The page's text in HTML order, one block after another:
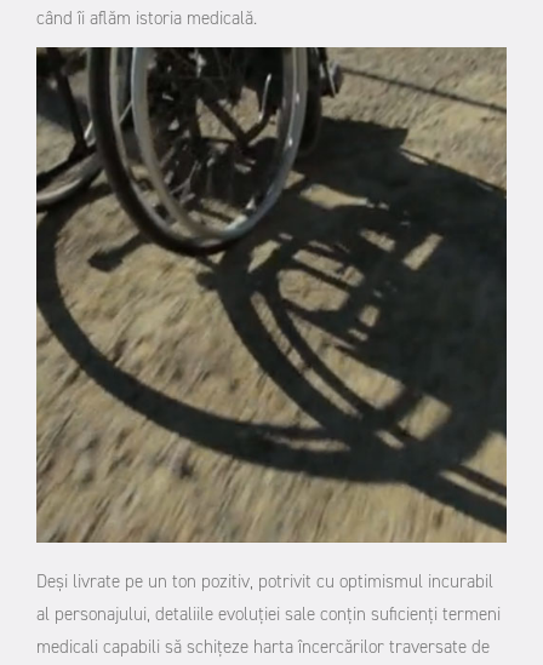
când îi aflăm istoria medicală.
Deși livrate pe un ton pozitiv, potrivit cu optimismul incurabil
al personajului, detaliile evoluţiei sale conţin suficienţi termeni
medicali capabili să schiţeze harta încercărilor traversate de